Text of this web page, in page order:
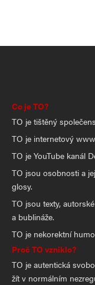
Co je TO?
TO je tištěný
TO je internetový
TO je YouTube kanál
TO jsou osobnosti a
glosy.
TO jsou texty,
a bublináže.
TO je nekorektní
Proč TO vzniklo?
TO je autentická
žít v normálním